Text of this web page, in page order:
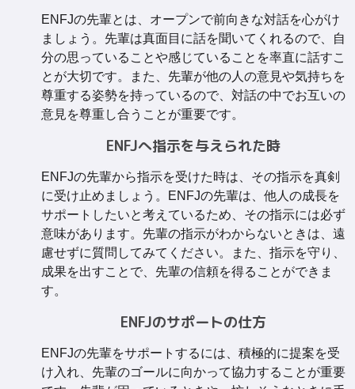
ENFJの先輩とは、オープンで前向きな対話を心がけ
ましょう。先輩は真面目に話を聞いてくれるので、自
分の思っていることや感じていることを率直に話すこ
とが大切です。また、先輩が他の人の意見や気持ちを
尊重する姿勢を持っているので、対話の中でお互いの
意見を尊重し合うことが重要です。
ENFJへ指示を与えられた時
ENFJの先輩から指示を受けた時は、その指示を真剣
に受け止めましょう。ENFJの先輩は、他人の成長を
サポートしたいと考えているため、その指示には必ず
意味があります。先輩の指示がわからないときは、遠
慮せずに質問してみてください。また、指示を守り、
成果を出すことで、先輩の信頼を得ることができま
す。
ENFJのサポートの仕方
ENFJの先輩をサポートするには、積極的に提案を受
け入れ、先輩のゴールに向かって協力することが重要